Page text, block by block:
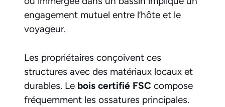
engagement mutuel entre l’hôte et le
voyageur.
Les propriétaires conçoivent ces
structures avec des matériaux locaux et
durables. Le bois certifié FSC compose
fréquemment les ossatures principales.